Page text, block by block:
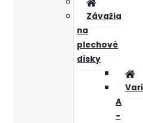
Závažia
na
plechové
disky
A
-